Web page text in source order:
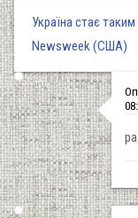
Україна стає
Newsweek (США)